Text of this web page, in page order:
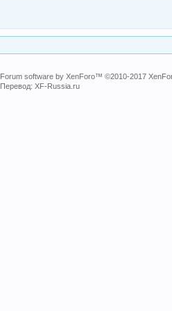
Forum software by XenForo™©2010-2017
Перевод:XF-Russia.ru